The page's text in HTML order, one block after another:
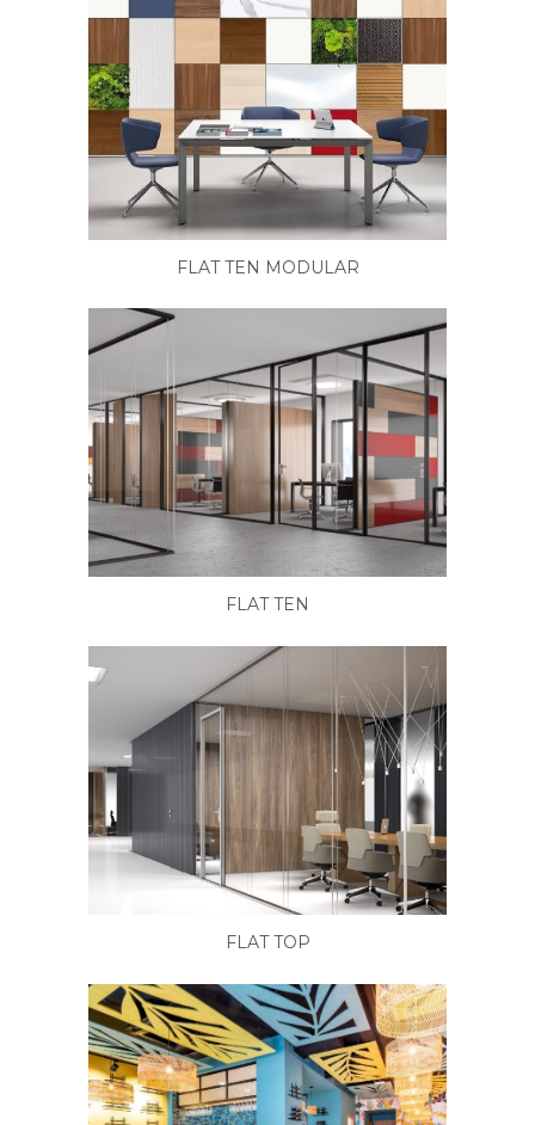
FLAT TEN MODULAR
FLAT TEN
FLAT TOP